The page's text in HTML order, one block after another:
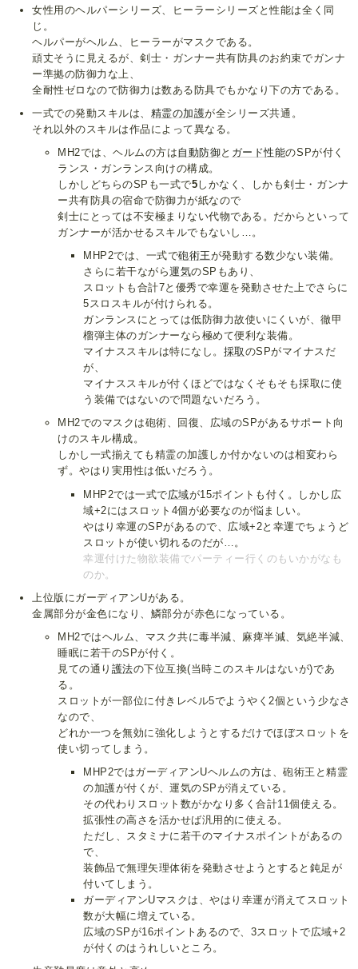
女性用のヘルパーシリーズ、ヒーラーシリーズと性能は全く同
じ。
ヘルパーがヘルム、ヒーラーがマスクである。
頑丈そうに見えるが、剣士・ガンナー共有防具のお約束でガンナ
ー準拠の防御力な上、
全耐性ゼロなので防御力は数ある防具でもかなり下の方である。
一式での発動スキルは、 精霊の加護が全シリーズ共通。
それ以外のスキルは作品によって異なる。
MH2では、ヘルムの方は自動防御と ガード性能のSPが付く
ランス・ガンランス向けの構成。
しかしどちらのSPも一式で5しかなく、しかも剣士・ガンナ
ー共有防具の宿命で防御力が紙なので
剣士にとっては不安極まりない代物である。だからといって
ガンナーが活かせるスキルでもないし…。
MHP2では、一式で砲術王が発動する数少ない装備。
さらに若干ながら運気のSPもあり、
スロットも合計7と優秀で幸運を発動させた上でさらに
5スロスキルが付けられる。
ガンランスにとっては低防御力故使いにくいが、徹甲
榴弾主体のガンナーなら極めて便利な装備。
マイナススキルは特になし。 採取のSPがマイナスだ
が、
マイナススキルが付くほどではなくそもそも採取に使
う装備ではないので問題ないだろう。
MH2でのマスクは砲術、回復、広域のSPがあるサポート向
けのスキル構成。
しかし一式揃えても精霊の加護しか付かないのは相変わら
ず。やはり実用性は低いだろう。
MHP2では一式で広域が15ポイントも付く。しかし広
域+2にはスロット4個が必要なのが悩ましい。
やはり幸運のSPがあるので、広域+2と幸運でちょうど
スロットが使い切れるのだが…。
幸運付けた物欲装備でパーティー行くのもいかがなも
のか。
上位版にガーディアンUがある。
金属部分が金色になり、鱗部分が赤色になっている。
MH2ではヘルム、マスク共に毒半減、麻痺半減、気絶半減、
睡眠に若干のSPが付く。
見ての通り 護法の下位互換(当時このスキルはないが)であ
る。
スロットが一部位に付きレベル5でようやく2個という少なさ
なので、
どれか一つを無効に強化しようとするだけでほぼスロットを
使い切ってしまう。
MHP2ではガーディアンUヘルムの方は、砲術王と精霊
の加護が付くが、運気のSPが消えている。
その代わりスロット数がかなり多く合計11個使える。
拡張性の高さを活かせば汎用的に使える。
ただし、スタミナに若干のマイナスポイントがあるの
で、
装飾品で無理矢理体術を発動させようとすると鈍足が
付いてしまう。
ガーディアンUマスクは、やはり幸運が消えてスロット
数が大幅に増えている。
広域のSPが16ポイントあるので、3スロットで広域+2
が付くのはうれしいところ。